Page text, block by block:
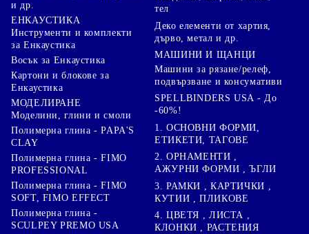
и др.
ЕНКАУСТИКА
Инструменти и комплекти
за Енкаустика
Восък за Енкаустика
Картони и блокове за
Енкаустика
МОДЕЛИРАНЕ
Моделини, глини и смоли
Полимерна глина - PAPA'S
CLAY
Полимерна глина - FIMO
PROFESSIONAL
Полимерна глина - FIMO
SOFT, FIMO EFFECT
Полимерна глина -
SCULPEY PREMO USA
тел
Деко елементи от хартия,
дърво, метал и др.
МАШИНИ И ЩАНЦИ
Машини за рязане/релеф,
подвързване и консумативи
SPELLBINDERS USA - До
-60%!
1. ОСНОВНИ ФОРМИ,
ЕТИКЕТИ, ТАГОВЕ
2. ОРНАМЕНТИ ,
АЖУРНИ ФОРМИ , ЪГЛИ
3. РАМКИ , КАРТИЧКИ ,
КУТИИ , ПЛИКОВЕ
4. ЦВЕТЯ , ЛИСТА ,
КЛОНКИ , РАСТЕНИЯ